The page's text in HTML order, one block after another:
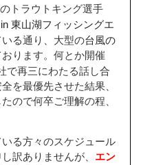
トラウトキング選手
東山湖フィッシングエ
る通り、 大型の台風の
ります。何とか開催
で再三にわたる話し合
を最優先させた結果、
ので何卒ご理解の程、
る方々のスケジュール
訳ありませんが、 エン